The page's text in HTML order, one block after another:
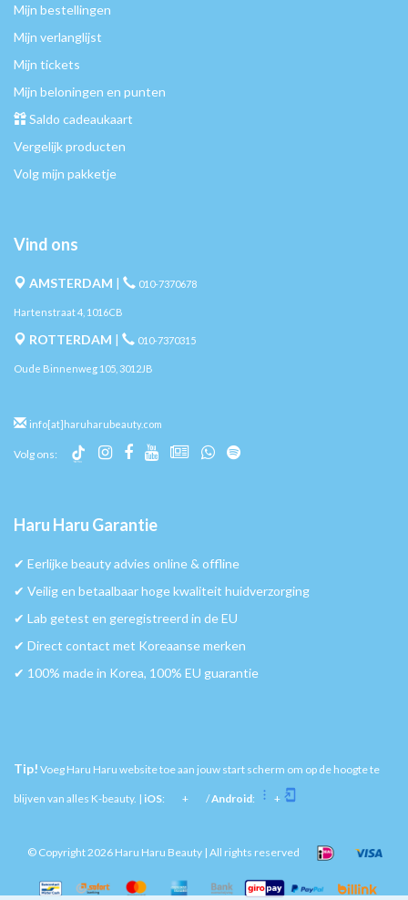
Mijn bestellingen
Mijn verlanglijst
Mijn tickets
Mijn beloningen en punten
Saldo cadeaukaart
Vergelijk producten
Volg mijn pakketje
Vind ons
AMSTERDAM | 010-7370678
Hartenstraat 4, 1016CB
ROTTERDAM | 010-7370315
Oude Binnenweg 105, 3012JB
info[at]haruharubeauty.com
Volg ons:
Haru Haru Garantie
✔︎ Eerlijke beauty advies online & offline
✔︎ Veilig en betaalbaar hoge kwaliteit huidverzorging
✔︎ Lab getest en geregistreerd in de EU
✔︎ Direct contact met Koreaanse merken
✔︎ 100% made in Korea, 100% EU guarantie
Tip! Voeg Haru Haru website toe aan jouw start scherm om op de hoogte te
blijven van alles K-beauty. | iOS: + /Android: +
© Copyright 2026 Haru Haru Beauty | All rights reserved